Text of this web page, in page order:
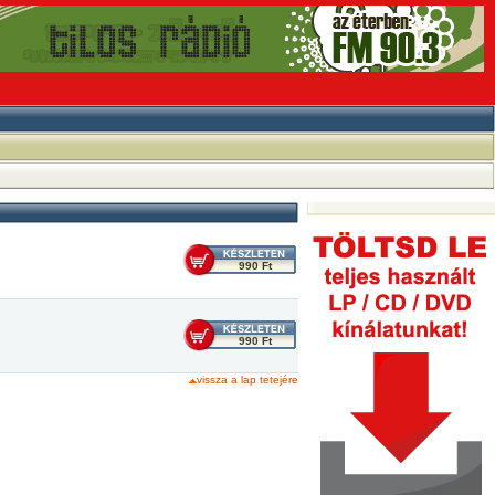
990 Ft
990 Ft
vissza a lap tetejére